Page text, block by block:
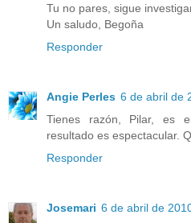
Tu no pares, sigue
Un saludo, Begoña
Responder
Angie Perles 6 de abril de
Tienes razón, Pilar, es
resultado es espectacular.
Responder
Josemari 6 de abril de